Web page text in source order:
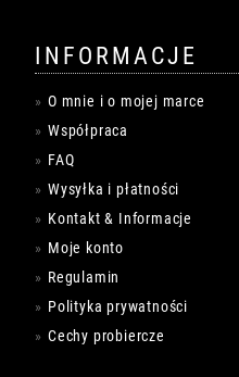
INFORMACJE
O mnie i o mojej marce
Współpraca
FAQ
Wysyłka i płatności
Kontakt & Informacje
Moje konto
Regulamin
Polityka prywatności
Cechy probiercze